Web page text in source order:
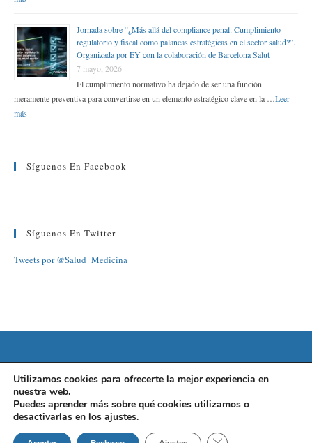
Jornada sobre “¿Más allá del compliance penal: Cumplimiento
regulatorio y fiscal como palancas estratégicas en el sector salud?”.
Organizada por EY con la colaboración de Barcelona Salut
7 mayo, 2026
El cumplimiento normativo ha dejado de ser una función
meramente preventiva para convertirse en un elemento estratégico clave en la … Leer
más
Síguenos En Facebook
Síguenos En Twitter
Tweets por @Salud_Medicina
©2022 FUNDACIÓN BARCELONA SALUD
AVISO LEGAL|POLÍTICA DE PRIVACIDAD|POLÍTICA DE
COOKIES
Utilizamos cookies para ofrecerte la mejor experiencia en
nuestra web.
Puedes aprender más sobre qué cookies utilizamos o
desactivarlas en los ajustes.
Cerrar el banner de